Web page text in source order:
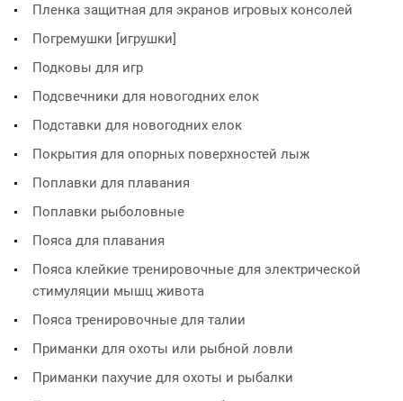
Пленка защитная для экранов игровых консолей
Погремушки [игрушки]
Подковы для игр
Подсвечники для новогодних елок
Подставки для новогодних елок
Покрытия для опорных поверхностей лыж
Поплавки для плавания
Поплавки рыболовные
Пояса для плавания
Пояса клейкие тренировочные для электрической
стимуляции мышц живота
Пояса тренировочные для талии
Приманки для охоты или рыбной ловли
Приманки пахучие для охоты и рыбалки